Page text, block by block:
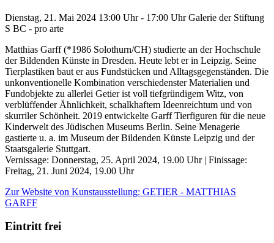
Dienstag, 21. Mai 2024 13:00 Uhr - 17:00 Uhr Galerie der Stiftung
S BC - pro arte
Matthias Garff (*1986 Solothurn/CH) studierte an der Hochschule
der Bildenden Künste in Dresden. Heute lebt er in Leipzig. Seine
Tierplastiken baut er aus Fundstücken und Alltagsgegenständen. Die
unkonventionelle Kombination verschiedenster Materialien und
Fundobjekte zu allerlei Getier ist voll tiefgründigem Witz, von
verblüffender Ähnlichkeit, schalkhaftem Ideenreichtum und von
skurriler Schönheit. 2019 entwickelte Garff Tierfiguren für die neue
Kinderwelt des Jüdischen Museums Berlin. Seine Menagerie
gastierte u. a. im Museum der Bildenden Künste Leipzig und der
Staatsgalerie Stuttgart.
Vernissage: Donnerstag, 25. April 2024, 19.00 Uhr | Finissage:
Freitag, 21. Juni 2024, 19.00 Uhr
Zur Website von Kunstausstellung: GETIER - MATTHIAS
GARFF
Eintritt frei